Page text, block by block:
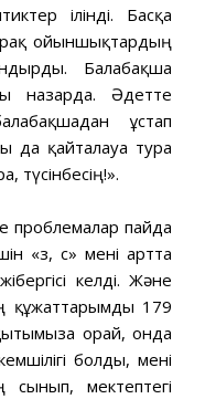
ілінді. Басқа
ойыншықтардың
Балабақша
назарда. Әдетте
ұстап
да қайталауға тура
түсінбесің!».
проблемалар пайда
«з, с» мені артта
келді. Және
құжаттарымды 179
орай, онда
болды, мені
сынып, мектептегі